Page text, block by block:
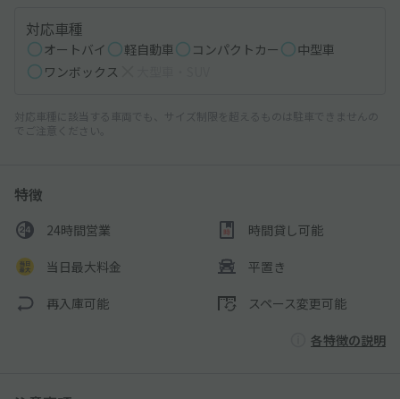
対応車種
オートバイ 軽自動車 コンパクトカー
中型車
ワンボックス
対応車種に該当する車両でも、サイズ制限を超えるものは駐車できませんの
でご注意ください。
特徴
24時間営業 時間貸し可能
当日最大料金 平置き
再入庫可能 スペース変更可能
各特徴の説明